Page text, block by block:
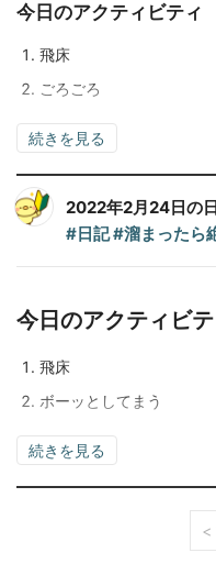
今日のアクティビティ
飛床
ごろごろ
続きを見る
2022年2月24日の
#日記#溜まったら
今日のアクティビテ
飛床
ボーッとしてまう
続きを見る
<